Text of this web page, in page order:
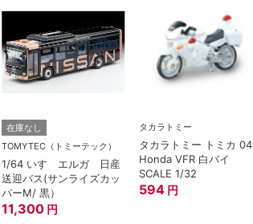
在庫なし
TOMYTEC（トミーテック）
1/64 いすゞエルガ 日産
送迎バス(サンライズカッ
パーM/ 黒）
11,300 円
タカラトミー
タカラトミー トミカ 04
Honda VFR 白バイ
SCALE 1/32
594 円